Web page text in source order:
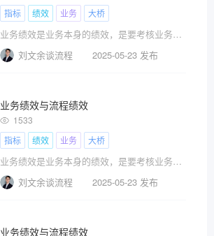
指标
绩效 业务 大桥
业务绩效是业务本身的绩效，是要考核业务资源的投入产出比，要考核业务的质量和风险，而流程绩效则仅仅是针对流程本身的绩效，流程好不好用，流程能不能承载业务的需求，流程有没有风险，工具本身的性能，就是流程绩效要考虑的事情，但工具不是业务。
刘文余谈流程
2025-05-23 发布
业务绩效与流程绩效
1533
指标
绩效 业务 大桥
业务绩效是业务本身的绩效，是要考核业务资源的投入产出比，要考核业务的质量和风险，而流程绩效则仅仅是针对流程本身的绩效，流程好不好用，流程能不能承载业务的需求，流程有没有风险，工具本身的性能，就是流程绩效要考虑的事情，但工具不是业务。
刘文余谈流程
2025-05-23 发布
业务绩效与流程绩效